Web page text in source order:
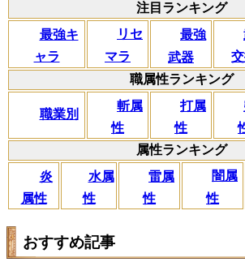
注目ランキング
最強キ
ャラ
リセ
マラ
最強
武器
職属性ランキング
職業別
斬属
性
打属
性
属性ランキング
炎
属性
水属
性
雷属
性
闇属
性
おすすめ記事